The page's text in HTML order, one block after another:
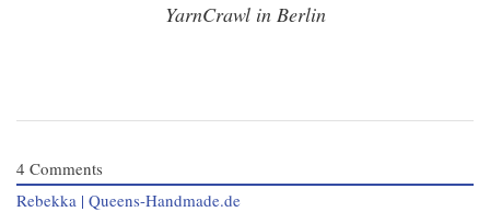
YarnCrawl in Berlin
4 Comments
Rebekka | Queens-Handmade.de